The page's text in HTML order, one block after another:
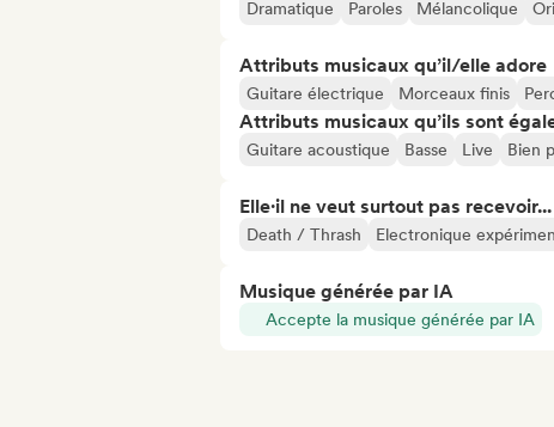
Dramatique Paroles Mélancolique
Attributs musicaux qu’il/elle adore
Guitare électrique Morceaux finis
Attributs musicaux qu’ils sont
Guitare acoustique Basse Live Bien
Elle·il ne veut surtout pas recevoir...
Death / Thrash Electronique
Musique générée par IA
Accepte la musique générée par IA